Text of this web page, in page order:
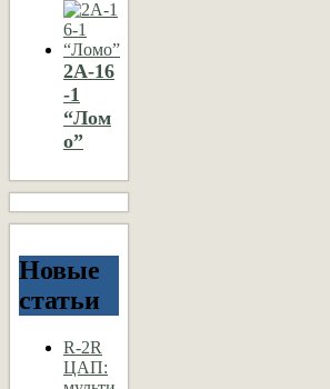
2А-16
-1
“Лом
о”
Новые
статьи
R-2R
ЦАП: